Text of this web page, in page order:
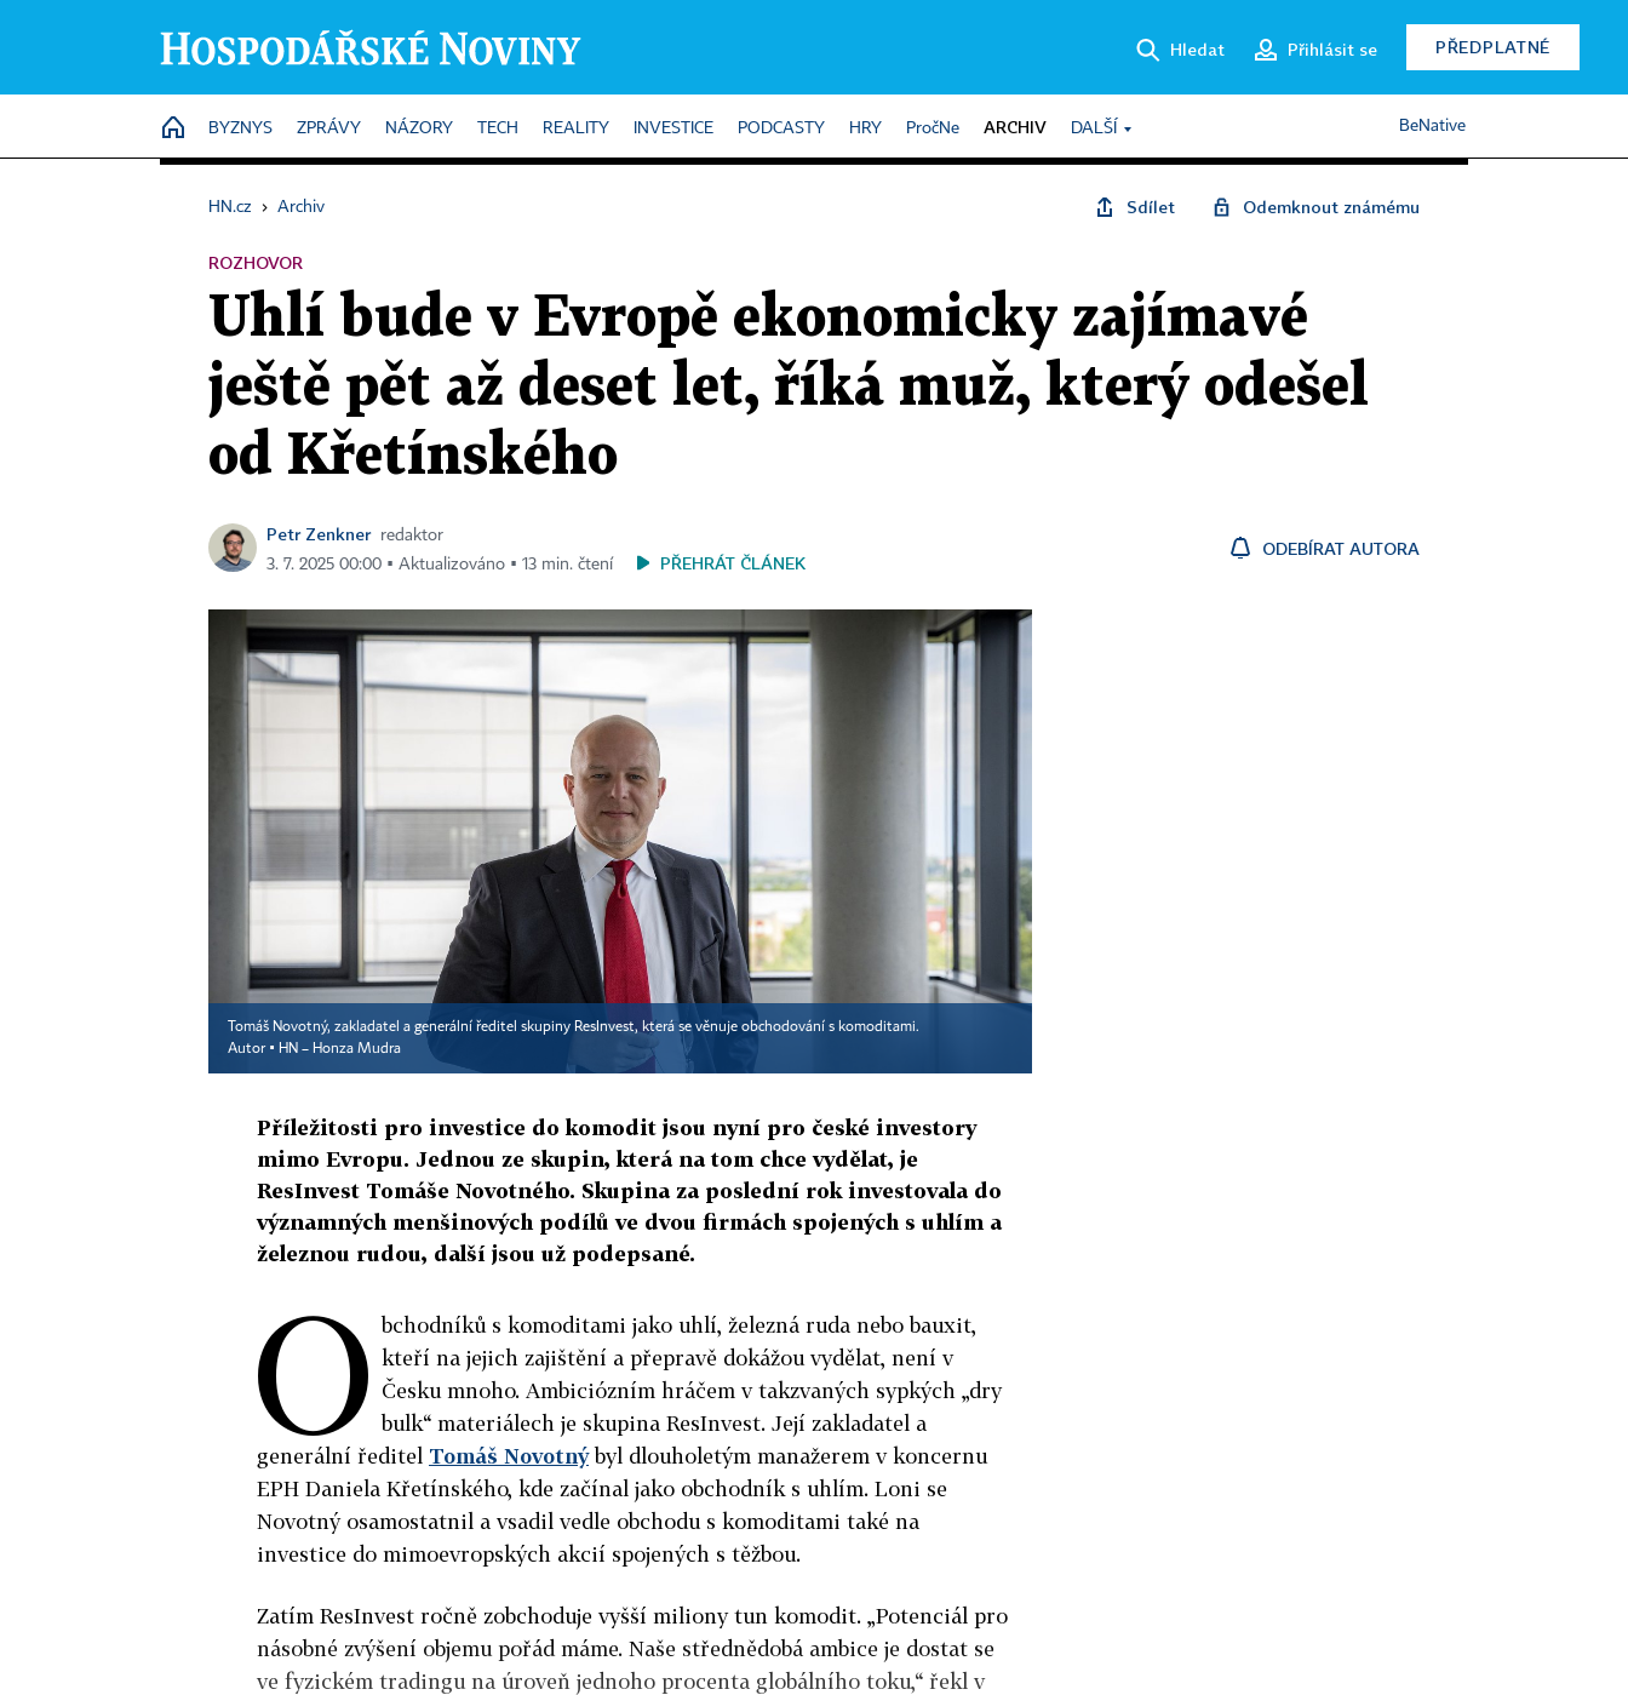
Hledat Přihlásit se PŘEDPLATNÉ
HOME
BYZNYS ZPRÁVY NÁZORY TECH REALITY INVESTICE PODCASTY HRY PročNe ARCHIV DALŠÍ BeNative
HN.cz › Archiv Sdílet Odemknout známému
ROZHOVOR
Uhlí bude v Evropě ekonomicky zajímavé
ještě pět až deset let, říká muž, který odešel
od Křetínského
Petr Zenkner
redaktor
3. 7. 2025 00:00 ▪ Aktualizováno ▪ 13 min. čtení
PŘEHRÁT ČLÁNEK
ODEBÍRAT AUTORA
Tomáš Novotný, zakladatel a generální ředitel skupiny ResInvest, která se věnuje obchodování s komoditami.
Autor ▪ HN – Honza Mudra
Příležitosti pro investice do komodit jsou nyní pro české investory
mimo Evropu. Jednou ze skupin, která na tom chce vydělat, je
ResInvest Tomáše Novotného. Skupina za poslední rok investovala do
významných menšinových podílů ve dvou firmách spojených s uhlím a
železnou rudou, další jsou už podepsané.
O bchodníků s komoditami jako uhlí, železná ruda nebo bauxit,
kteří na jejich zajištění a přepravě dokážou vydělat, není v
Česku mnoho. Ambiciózním hráčem v takzvaných sypkých „dry
bulk“ materiálech je skupina ResInvest. Její zakladatel a
generální ředitel Tomáš Novotnýbyl dlouholetým manažerem v koncernu
EPH Daniela Křetínského, kde začínal jako obchodník s uhlím. Loni se
Novotný osamostatnil a vsadil vedle obchodu s komoditami také na
investice do mimoevropských akcií spojených s těžbou.
Zatím ResInvest ročně zobchoduje vyšší miliony tun komodit. „Potenciál pro
násobné zvýšení objemu pořád máme. Naše střednědobá ambice je dostat se
ve fyzickém tradingu na úroveň jednoho procenta globálního toku,“ řekl v